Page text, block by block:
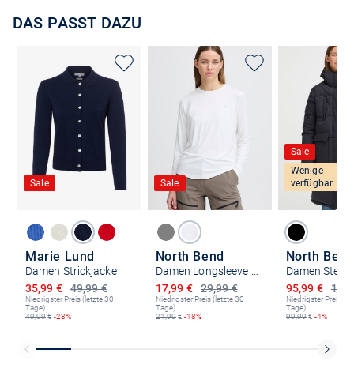
DAS PASST DAZU
Sale
Marie Lund
Damen Strickjacke
49,99 €
Ermäßigter Preis
35,99 €
Niedrigster Preis (letzte 30
Tage):
49,99€ -28%
Sale
North Bend
Damen Longsleeve - NBTergola W
29,99 €
Ermäßigter Preis
17,99 €
Niedrigster Preis (letzte 30
Tage):
21,99€ -18%
Sale
Wenige
verfügbar
North Bend
Ermäßigter
95,99 €
Niedrigster Preis
Tage):
99,99€ -4%